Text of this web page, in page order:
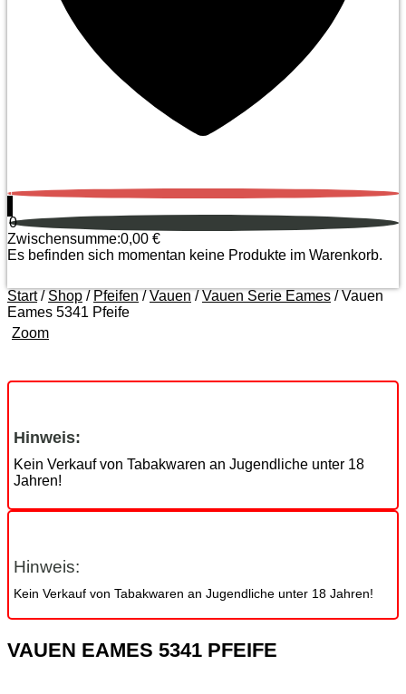
0
0
Zwischensumme:0,00 €
Es befinden sich momentan keine Produkte im Warenkorb.
Start/ Shop / Pfeifen /Vauen /Vauen Serie Eames / Vauen
Eames 5341 Pfeife
Zoom
Hinweis:
Kein Verkauf von Tabakwaren an Jugendliche unter 18
Jahren!
Hinweis:
Kein Verkauf von Tabakwaren an Jugendliche unter 18 Jahren!
VAUEN EAMES 5341 PFEIFE